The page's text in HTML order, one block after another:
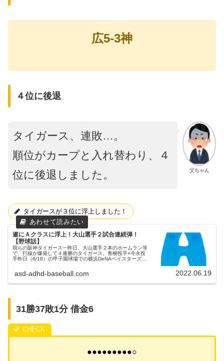
広5-3神
４位に後退
父ちゃん
タイガース、連敗…。
順位がカープと入れ替わり、４
位に後退しました。
タイガースが３位に浮上しました！
遂にＡクラスに浮上！大山選手２試合連続弾！
【野球話】
我らの阪神タイガース一昨日、大山選手２本のホームラン等
で、打線が爆発して４連勝のタイガース。青柳投手×今永投
手昨日（6/18）の甲子園球場での横浜DeNAベイスターズ戦
asd-adhd-baseball.com 2022.06.19
31勝37敗1分 借金6
●●●●●●●●●○